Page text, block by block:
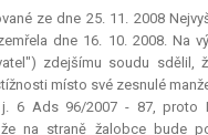
ze dne 25. 11. 2008
dne 16. 10. 2008. Na
zdejšímu soudu sdělil,
místo své zesnulé
6 Ads 96/2007 - 87, proto
na straně žalobce bude